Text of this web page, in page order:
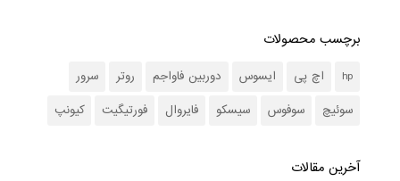
برچسب محصولات
hp اچ پی ایسوس دوربین فاواجم روتر
سرور
سوئیچ
سوفوس سیسکو فایروال فورتیگیت کیونپ
آخرین مقالات